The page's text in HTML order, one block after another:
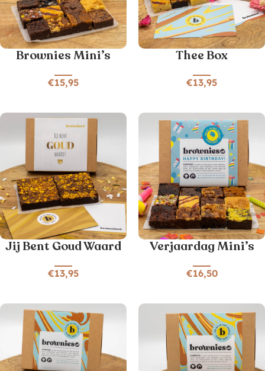
Brownies Mini’s
€15,95
Thee Box
€13,95
Jij Bent Goud Waard
€13,95
Verjaardag Mini’s
€16,50